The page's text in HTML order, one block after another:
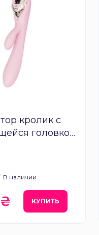
кролик с
головкой
В наличии
КУПИТЬ